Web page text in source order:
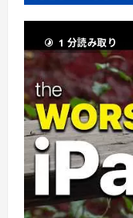
1 分読み取り